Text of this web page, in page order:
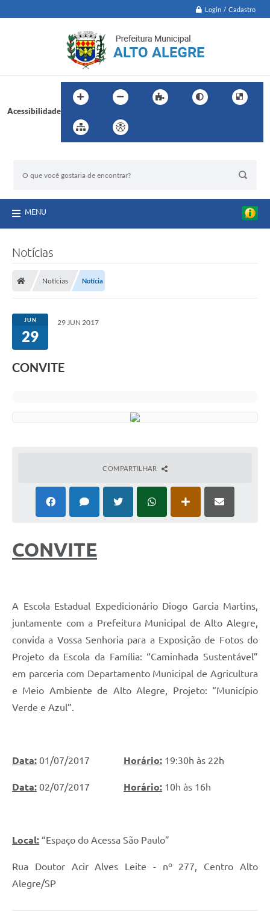
Login / Cadastro
Acessibilidade
MENU
Notícias
Notícias Notícia
JUN
29
29 JUN 2017
CONVITE
COMPARTILHAR
CONVITE
A Escola Estadual Expedicionário Diogo Garcia Martins,
juntamente com a Prefeitura Municipal de Alto Alegre,
convida a Vossa Senhoria para a Exposição de Fotos do
Projeto da Escola da Família: “Caminhada Sustentável”
em parceria com Departamento Municipal de Agricultura
e Meio Ambiente de Alto Alegre, Projeto: “Município
Verde e Azul”.
Data: 01/07/2017 Horário: 19:30h às 22h
Data: 02/07/2017 Horário: 10h às 16h
Local: “Espaço do Acessa São Paulo”
Rua Doutor Acir Alves Leite - nº 277, Centro Alto
Alegre/SP